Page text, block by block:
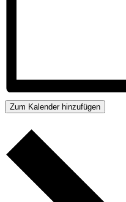
Zum Kalender hinzufügen